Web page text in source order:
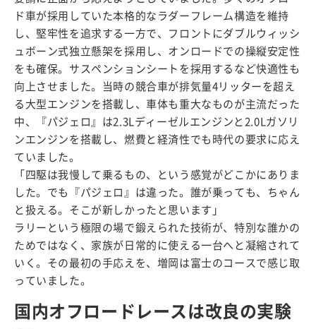
ド車が採用していた本格的なラダーフレーム構造を維持
し、堅牢性を追求する一方で、フロントにダブルウィッシ
ュボーン式独立懸架を採用し、オンロードでの操縦安定性
をも確保。サスペンションシートを採用するなど快適性も
向上させました。当時の競合車が排気量4リッターを超え
る大型エンジンを搭載し、車体も重大なものが主流だった
中、『パジェロ』は2.3Lディーゼルエンジンと2.0Lガソリ
ンエンジンを搭載し、燃費と経済性でも時代の要求に応え
ていました。
「四駆は我慢して乗るもの、という感覚がどこかにありま
した。でも『パジェロ』は違った。誰が乗っても、ちゃん
と扱える。そこが新しかったと思います」
ラリーという極限の場で鍛えられた技術が、特別な誰かの
ためではなく、家族が日常的に使える一台へと凝縮されて
いく。その最初の手応えを、増岡は富士のコースで感じ取
っていました。
国内オフロードレースは改良の実験